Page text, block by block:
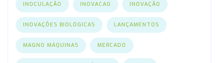
INOCULAÇÃO INOVACAO INOVAÇÃO
INOVAÇÕES BIOLÓGICAS LANÇAMENTOS
MAGNO MÁQUINAS MERCADO